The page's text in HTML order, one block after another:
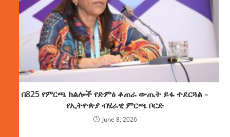
በ825 የምርጫ ክልሎች የድምፅ ቆጠራ ውጤት ይፋ ተደርጓል –
የኢትዮጵያ ብሄራዊ ምርጫ ቦርድ
June 8, 2026